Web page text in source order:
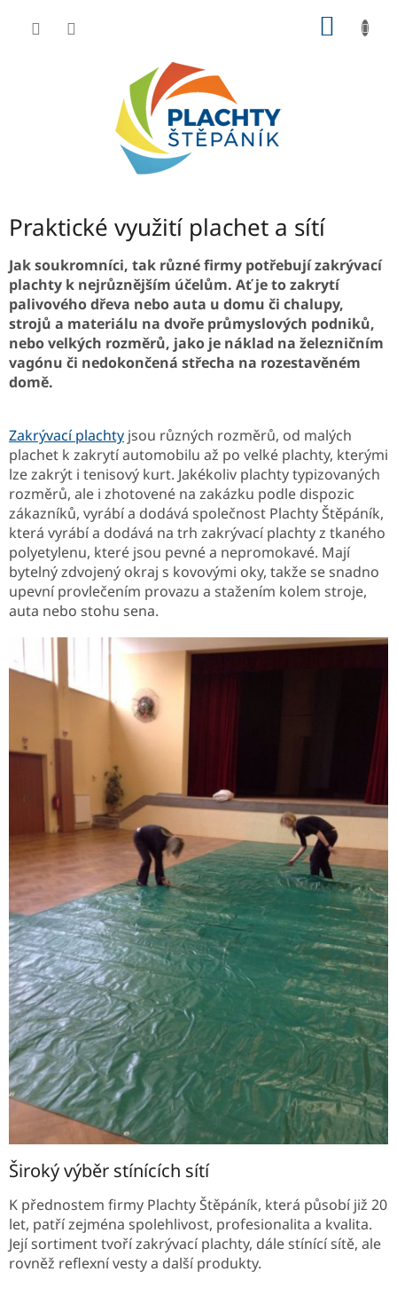
Praktické využití plachet a sítí
Jak soukromníci, tak různé firmy potřebují zakrývací
plachty k nejrůznějším účelům. Ať je to zakrytí
palivového dřeva nebo auta u domu či chalupy,
strojů a materiálu na dvoře průmyslových podniků,
nebo velkých rozměrů, jako je náklad na železničním
vagónu či nedokončená střecha na rozestavěném
domě.
Zakrývací plachty jsou různých rozměrů, od malých
plachet k zakrytí automobilu až po velké plachty, kterými
lze zakrýt i tenisový kurt. Jakékoliv plachty typizovaných
rozměrů, ale i zhotovené na zakázku podle dispozic
zákazníků, vyrábí a dodává společnost Plachty Štěpáník,
která vyrábí a dodává na trh zakrývací plachty z tkaného
polyetylenu, které jsou pevné a nepromokavé. Mají
bytelný zdvojený okraj s kovovými oky, takže se snadno
upevní provlečením provazu a stažením kolem stroje,
auta nebo stohu sena.
Široký výběr stínících sítí
K přednostem firmy Plachty Štěpáník, která působí již 20
let, patří zejména spolehlivost, profesionalita a kvalita.
Její sortiment tvoří zakrývací plachty, dále stínící sítě, ale
rovněž reflexní vesty a další produkty.